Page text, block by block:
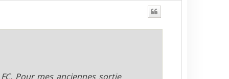
Pour mes anciennes sortie